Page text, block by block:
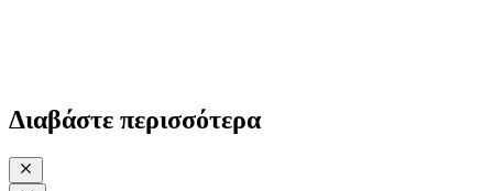
Διαβάστε περισσότερα